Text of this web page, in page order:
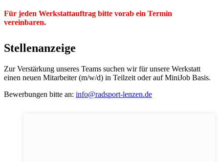
Für jeden Werkstattauftrag bitte vorab ein Termin
vereinbaren.
Stellenanzeige
Zur Verstärkung unseres Teams suchen wir für unsere Werkstatt
einen neuen Mitarbeiter (m/w/d) in Teilzeit oder auf MiniJob Basis.
Bewerbungen bitte an: info@radsport-lenzen.de